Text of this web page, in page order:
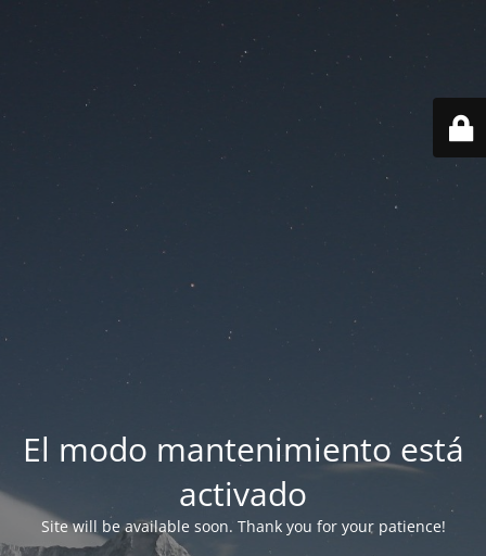
El modo mantenimiento está
activado
Site will be available soon. Thank you for your patience!